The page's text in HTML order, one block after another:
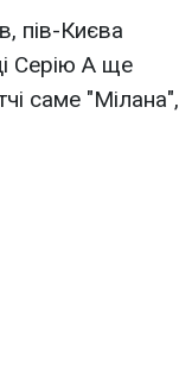
пів-Києва
Серію А ще
саме "Мілана",